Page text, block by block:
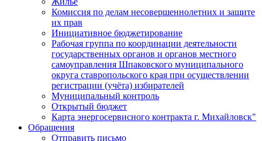
Комиссия по делам несовершеннолетних и защите
их прав
Инициативное бюджетирование
Рабочая группа по координации деятельности
государственных органов и органов местного
самоуправления Шпаковского муниципального
округа ставропольского края при осуществлении
регистрации (учёта) избирателей
Муниципальный контроль
Открытый бюджет
Карта энергосервисного контракта г. Михайловск"
Обращения
Отправить письмо